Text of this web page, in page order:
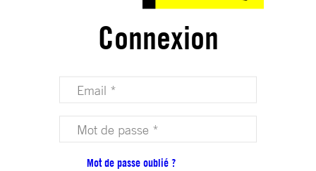
Connexion
Votre adresse email (obligatoire)
Votre mot de passe (obligatoire)
Mot de passe oublié ?